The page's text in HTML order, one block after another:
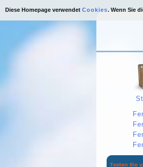
Diese Homepage verwendet Cookies. Wenn Sie